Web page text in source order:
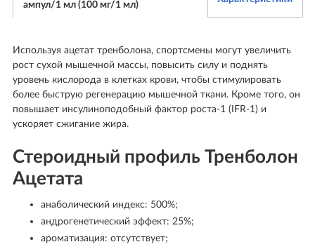
ампул/1 мл (100 мг/1 мл)
Используя ацетат тренболона, спортсмены могут увеличить
рост сухой мышечной массы, повысить силу и поднять
уровень кислорода в клетках крови, чтобы стимулировать
более быструю регенерацию мышечной ткани. Кроме того, он
повышает инсулиноподобный фактор роста-1 (IFR-1) и
ускоряет сжигание жира.
Стероидный профиль Тренболон
Ацетата
анаболический индекс: 500%;
андрогенетический эффект: 25%;
ароматизация: отсутствует;